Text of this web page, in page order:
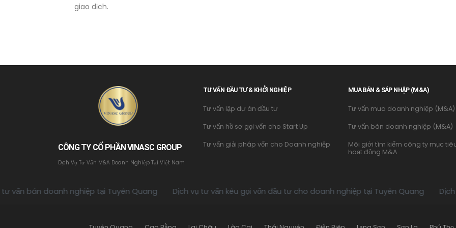
giao dịch.
CÔNG TY CỔ PHẦN VINASC GROUP
Dịch Vụ Tư Vấn M&A Doanh Nghiệp Tại Việt Nam
TƯ VẤN ĐẦU TƯ & KHỞI NGHIỆP
Tư vấn lập dự án đầu tư
Tư vấn hồ sơ gọi vốn cho Start Up
Tư vấn giải pháp vốn cho Doanh nghiệp
MUA BÁN & SÁP NHẬP (M&A)
Tư vấn mua doanh nghiệp (M&A)
Tư vấn bán doanh nghiệp (M&A)
Môi giới tìm kiếm công ty mục
hoạt động M&A
nghiệp tại Tuyên Quang Dịch vụ tư vấn kêu gọi vốn đầu tư cho doanh nghiệp tại Tuyên Quang Dịch vụ tư vấn